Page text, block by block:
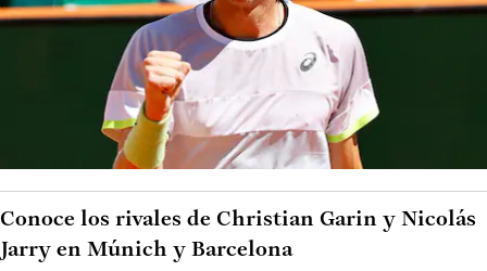
Conoce los rivales de Christian Garin y Nicolás
Jarry en Múnich y Barcelona